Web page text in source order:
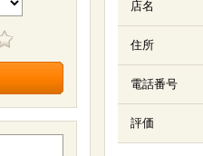
店名
住所
電話番号
評価